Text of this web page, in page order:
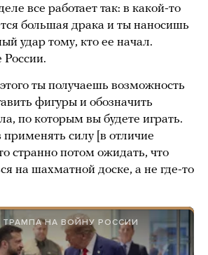
все работает так: в какой-то
большая драка и ты наносишь
удар тому, кто ее начал.
России.
ты получаешь возможность
фигуры и обозначить
по которым вы будете играть.
применять силу [в отличие
странно потом ожидать, что
на шахматной доске, а не где-то
НА ВОЙНУ РОССИИ